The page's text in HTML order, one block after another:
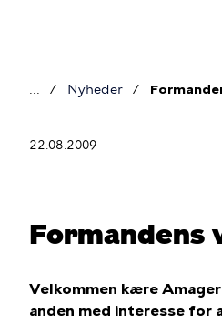
Nyheder
22.08.2009
Formandens
Velkommen kære
anden med interesse for